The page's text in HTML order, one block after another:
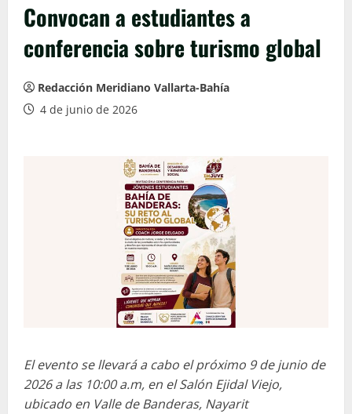
Convocan a estudiantes a
conferencia sobre turismo global
Redacción Meridiano Vallarta-Bahía
4 de junio de 2026
El evento se llevará a cabo el próximo 9 de junio de
2026 a las 10:00 a.m, en el Salón Ejidal Viejo,
ubicado en Valle de Banderas, Nayarit